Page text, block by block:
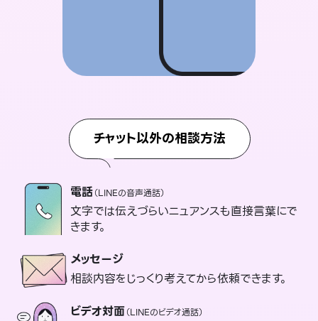
チャット以外の相談方法
電話（LINEの音声通話）
文字では伝えづらいニュアンスも直接言葉にで
きます。
メッセージ
相談内容をじっくり考えてから依頼できます。
ビデオ対面（LINEのビデオ通話）